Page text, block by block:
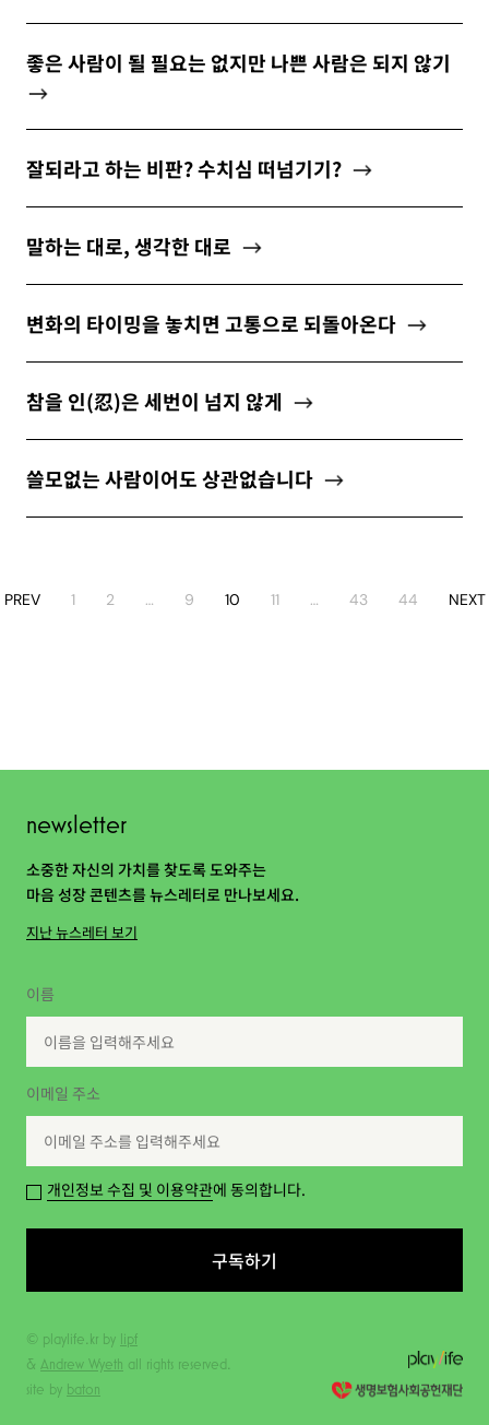
좋은 사람이 될 필요는 없지만 나쁜 사람은 되지 않기
잘되라고 하는 비판? 수치심 떠넘기기?
말하는 대로, 생각한 대로
변화의 타이밍을 놓치면 고통으로 되돌아온다
참을 인(忍)은 세번이 넘지 않게
쓸모없는 사람이어도 상관없습니다
PREV 1 2 … 9 10 11 … 43 44 NEXT
newsletter
소중한 자신의 가치를 찾도록 도와주는
마음 성장 콘텐츠를 뉴스레터로 만나보세요.
지난 뉴스레터 보기
이름
이메일 주소
개인정보 수집 및 이용약관에 동의합니다.
구독하기
© playlife.kr by lipf
& Andrew Wyeth all rights reserved.
site by baton